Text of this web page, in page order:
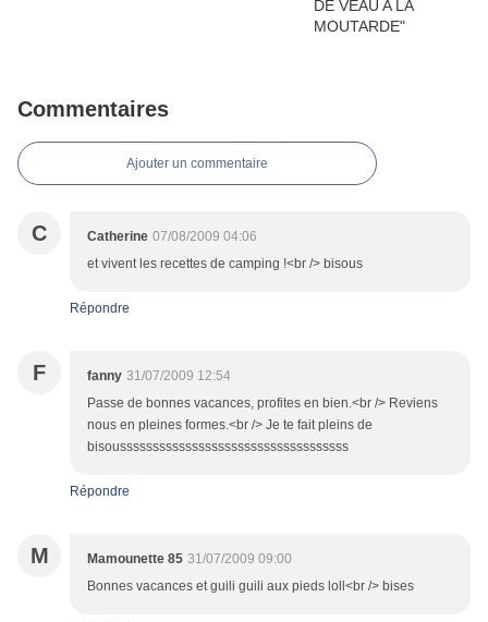
Commentaires
Ajouter un commentaire
C Catherine 07/08/2009 04:06
et vivent les recettes de camping !<br /> bisous
Répondre
F fanny 31/07/2009 12:54
Passe de bonnes vacances, profites en bien.<br /> Reviens
nous en pleines formes.<br /> Je te fait pleins de
bisousssssssssssssssssssssssssssssssssss
Répondre
M Mamounette 85 31/07/2009 09:00
Bonnes vacances et guili guili aux pieds loll<br /> bises